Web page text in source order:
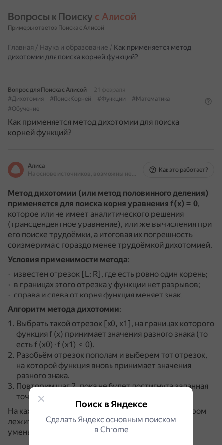
Вопросы к Поиску с Алисой
Примеры ответов Поиска с Алисой
Главная / Наука и образование / Как применяется метод
дихотомии для поиска корней функций?
Вопрос для Поиска с Алисой
21 февраля
#Дихотомия
#ПоискКорней #Функции
#Математика
#Обучение
Как применяется метод дихотомии для поиска
корней функций?
Алиса
На основе источников, возможны неточности
Как это работает?
Метод дихотомии (или метод половинного деления)
применяется для поиска корня уравнения f(x) = 0,
которое или не имеет аналитического решения
(трансцендентное уравнение), или же вычисления при
его поиске трудоёмки, а итоговая их погрешность
соизмерима с гораздо менее трудоёмкой дихотомией.
Условия применимости метода:
известен отрезок [L; R], где есть ровно один корень;
в границах этого отрезка у функции нет разрывов;
справа и слева от корня функция меняет знак.
Алгоритм метода дихотомии:
Выбрать такой отрезок [x0, x1], на границах которого
функция f (x) принимает значения разного знака (то
есть f (x0) · f (x1) < 0).
Разобьём отрезок пополам и выберем тот отрезок,
на которой функция вновь принимает значения
разного знака.
Повторим шаг 2, пока не будет достигнута заданная
точность.
На каждой итерации выбирается отрезок, на котором
лежит x — корень уравнения, а длина отрезка
уменьшается в два раза.
Поиск в Яндексе
Сделать Яндекс основным поиском
в Сhrome